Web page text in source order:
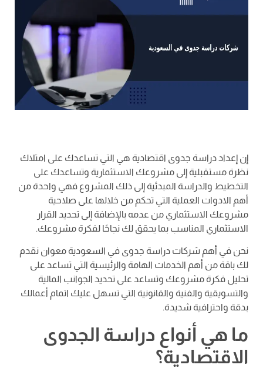
إن إعداد دراسة جدوى اقتصادية هي التي تساعدك على امتلاك
نظرة مستقبلية إلى مشروعك الاستثمارية وتساعدك على
التخطيط والدراسة المبدئية إلى ذلك المشروع فهي واحدة من
أهم الادوات العملية التي تحكم من خلالها على صلاحية
مشروعك الاستثماري من عدمه بالإضافة إلى تحديد القرار
الاستثماري المناسب بما يحقق لك نجاحًا لفكرة مشروعك.
نحن في أهم شركات دراسة جدوى في السعودية معوان نقدم
لك باقة من أهم الخدمات الهامة والرئيسية التي تساعد على
تحليل فكرة مشروعك وتساعد على تحديد الجوانب المالية
والتسويقية والفنية والقانونية التي تسهل عليك اتمام أعمالك
بدقة واحترافية شديدة.
ما هي أنواع دراسة الجدوى
الاقتصادية؟